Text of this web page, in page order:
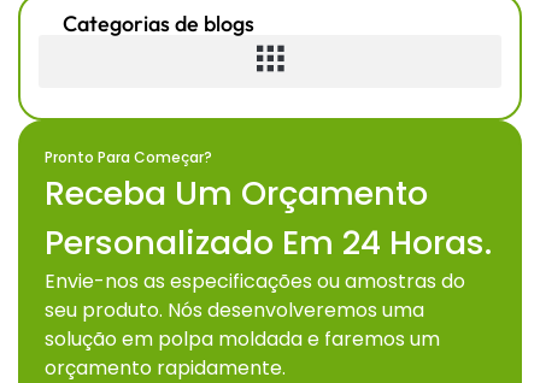
Categorias de blogs
Pronto Para Começar?
Receba Um Orçamento
Personalizado Em 24 Horas.
Envie-nos as especificações ou amostras do
seu produto. Nós desenvolveremos uma
solução em polpa moldada e faremos um
orçamento rapidamente.